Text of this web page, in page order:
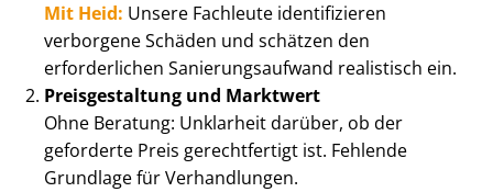
Mit Heid: Unsere Fachleute identifizieren
verborgene Schäden und schätzen den
erforderlichen Sa­nie­rungs­auf­wand realistisch ein.
Preisgestaltung und Marktwert
Ohne Beratung: Unklarheit darüber, ob der
geforderte Preis gerechtfertigt ist. Fehlende
Grundlage für Verhandlungen.